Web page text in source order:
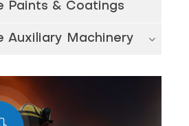
Paints & Coatings
Auxiliary Machinery